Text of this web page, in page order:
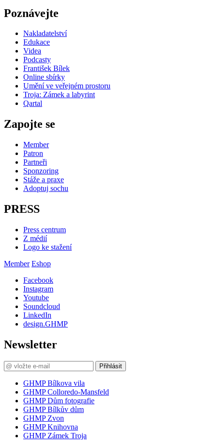
Poznávejte
Nakladatelství
Edukace
Videa
Podcasty
František Bílek
Online sbírky
Umění ve veřejném prostoru
Troja: Zámek a labyrint
Qartal
Zapojte se
Member
Patron
Partneři
Sponzoring
Stáže a praxe
Adoptuj sochu
PRESS
Press centrum
Z médií
Logo ke stažení
Member Eshop
Facebook
Instagram
Youtube
Soundcloud
LinkedIn
design.GHMP
Newsletter
Přihlásit
GHMP Bílkova vila
GHMP Colloredo-Mansfeld
GHMP Dům fotografie
GHMP Bílkův dům
GHMP Zvon
GHMP Knihovna
GHMP Zámek Troja